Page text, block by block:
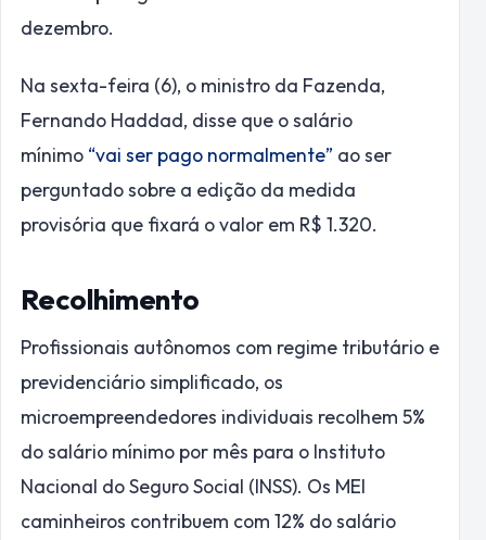
dezembro.
Na sexta-feira (6), o ministro da Fazenda,
Fernando Haddad, disse que o salário
mínimo “vai ser pago normalmente” ao ser
perguntado sobre a edição da medida
provisória que fixará o valor em R$ 1.320.
Recolhimento
Profissionais autônomos com regime tributário e
previdenciário simplificado, os
microempreendedores individuais recolhem 5%
do salário mínimo por mês para o Instituto
Nacional do Seguro Social (INSS). Os MEI
caminheiros contribuem com 12% do salário